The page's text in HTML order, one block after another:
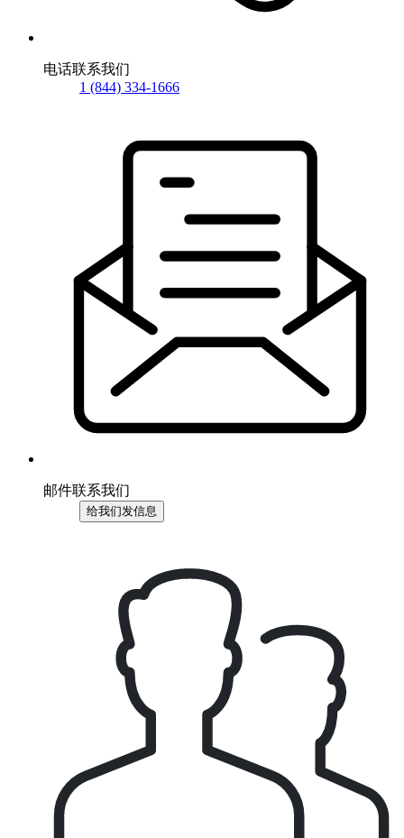
电话联系我们
1 (844) 334-1666
邮件联系我们
给我们发信息